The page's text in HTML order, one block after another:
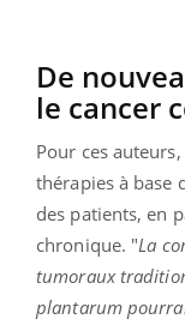
De
le cancer
Pour ces
thérapies à base
des patients, en
chronique. "La
tumoraux
plantarum